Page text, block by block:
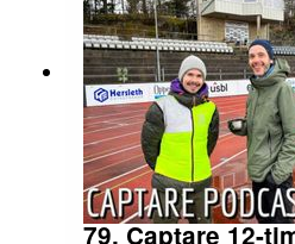
640Tusen takk for
for podcastens
og Facebook
79. Captare 12-